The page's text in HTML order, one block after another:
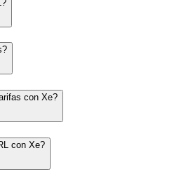
con Xe?
con Xe?